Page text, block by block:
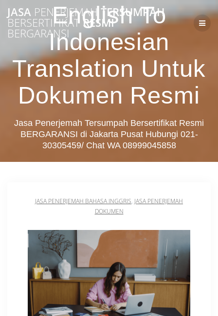
to
content
JASA PENERJEMAH TERSUMPAH
BERSERTIFIKATRESMI
BERGARANSI
English To
Indonesian
Translation Untuk
Dokumen Resmi
Jasa Penerjemah Tersumpah Bersertifikat Resmi
BERGARANSI di Jakarta Pusat Hubungi 021-
30305459/ Chat WA 08999045858
JASA PENERJEMAH BAHASA INGGRIS, JASA PENERJEMAH
DOKUMEN